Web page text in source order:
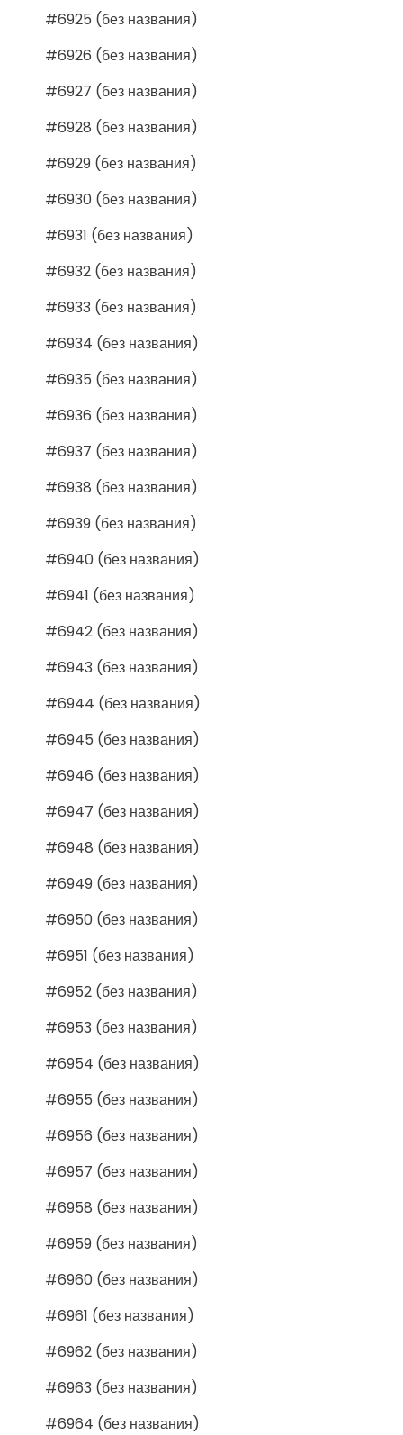
#6925 (без названия)
#6926 (без названия)
#6927 (без названия)
#6928 (без названия)
#6929 (без названия)
#6930 (без названия)
#6931 (без названия)
#6932 (без названия)
#6933 (без названия)
#6934 (без названия)
#6935 (без названия)
#6936 (без названия)
#6937 (без названия)
#6938 (без названия)
#6939 (без названия)
#6940 (без названия)
#6941 (без названия)
#6942 (без названия)
#6943 (без названия)
#6944 (без названия)
#6945 (без названия)
#6946 (без названия)
#6947 (без названия)
#6948 (без названия)
#6949 (без названия)
#6950 (без названия)
#6951 (без названия)
#6952 (без названия)
#6953 (без названия)
#6954 (без названия)
#6955 (без названия)
#6956 (без названия)
#6957 (без названия)
#6958 (без названия)
#6959 (без названия)
#6960 (без названия)
#6961 (без названия)
#6962 (без названия)
#6963 (без названия)
#6964 (без названия)